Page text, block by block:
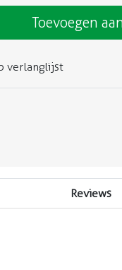
Toevoegen
verlanglijst
Reviews